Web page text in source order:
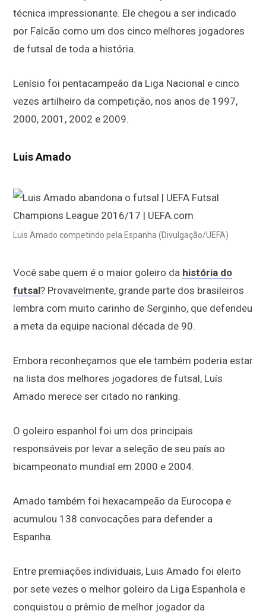
técnica impressionante. Ele chegou a ser indicado
por Falcão como um dos cinco melhores jogadores
de futsal de toda a história.
Lenísio foi pentacampeão da Liga Nacional e cinco
vezes artilheiro da competição, nos anos de 1997,
2000, 2001, 2002 e 2009.
Luis Amado
Luis Amado competindo pela Espanha (Divulgação/UEFA)
Você sabe quem é o maior goleiro da história do
futsal? Provavelmente, grande parte dos brasileiros
lembra com muito carinho de Serginho, que defendeu
a meta da equipe nacional década de 90.
Embora reconheçamos que ele também poderia estar
na lista dos melhores jogadores de futsal, Luís
Amado merece ser citado no ranking.
O goleiro espanhol foi um dos principais
responsáveis por levar a seleção de seu país ao
bicampeonato mundial em 2000 e 2004.
Amado também foi hexacampeão da Eurocopa e
acumulou 138 convocações para defender a
Espanha.
Entre premiações individuais, Luis Amado foi eleito
por sete vezes o melhor goleiro da Liga Espanhola e
conquistou o prêmio de melhor jogador da